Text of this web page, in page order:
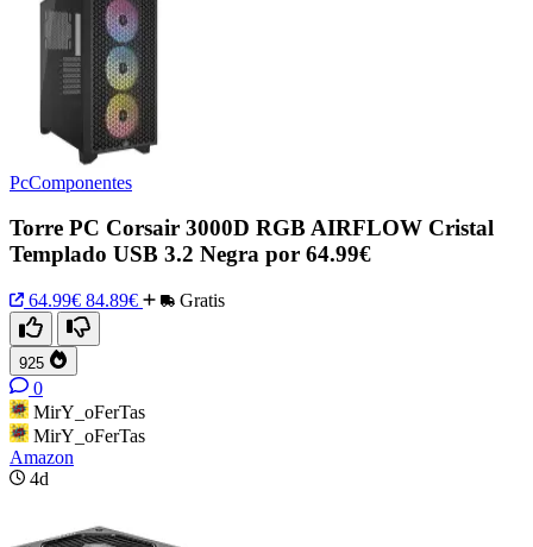
PcComponentes
Torre PC Corsair 3000D RGB AIRFLOW Cristal
Templado USB 3.2 Negra por 64.99€
64.99€ 84.89€ Gratis
925
0
MirY_oFerTas
MirY_oFerTas
Amazon
4d